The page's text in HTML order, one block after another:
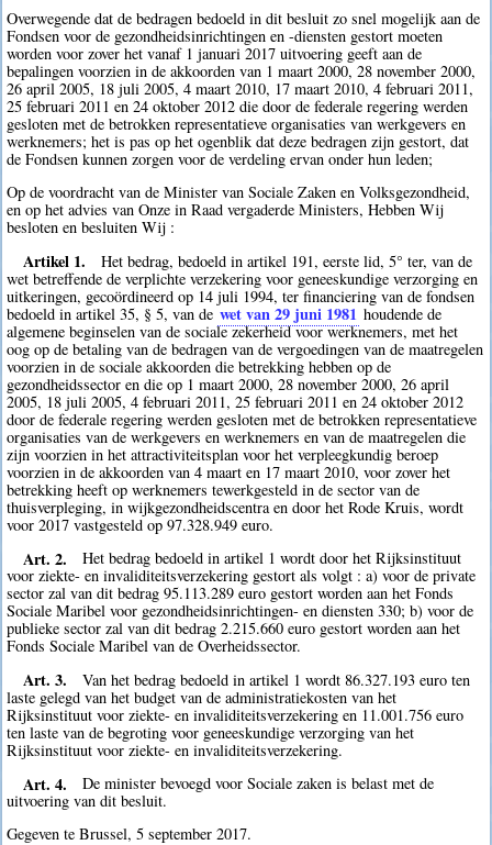
Overwegende dat de bedragen bedoeld in dit besluit zo snel mogelijk aan de
Fondsen voor de gezondheidsinrichtingen en -diensten gestort moeten
worden voor zover het vanaf 1 januari 2017 uitvoering geeft aan de
bepalingen voorzien in de akkoorden van 1 maart 2000, 28 november 2000,
26 april 2005, 18 juli 2005, 4 maart 2010, 17 maart 2010, 4 februari 2011,
25 februari 2011 en 24 oktober 2012 die door de federale regering werden
gesloten met de betrokken representatieve organisaties van werkgevers en
werknemers; het is pas op het ogenblik dat deze bedragen zijn gestort, dat
de Fondsen kunnen zorgen voor de verdeling ervan onder hun leden;
Op de voordracht van de Minister van Sociale Zaken en Volksgezondheid,
en op het advies van Onze in Raad vergaderde Ministers, Hebben Wij
besloten en besluiten Wij :
Artikel 1.
Het bedrag, bedoeld in artikel 191, eerste lid, 5° ter, van de
wet betreffende de verplichte verzekering voor geneeskundige verzorging en
uitkeringen, gecoördineerd op 14 juli 1994, ter financiering van de fondsen
bedoeld in artikel 35, § 5, van de wet van 29 juni 1981 houdende de
algemene beginselen van de sociale zekerheid voor werknemers, met het
oog op de betaling van de bedragen van de vergoedingen van de maatregelen
voorzien in de sociale akkoorden die betrekking hebben op de
gezondheidssector en die op 1 maart 2000, 28 november 2000, 26 april
2005, 18 juli 2005, 4 februari 2011, 25 februari 2011 en 24 oktober 2012
door de federale regering werden gesloten met de betrokken representatieve
organisaties van de werkgevers en werknemers en van de maatregelen die
zijn voorzien in het attractiviteitsplan voor het verpleegkundig beroep
voorzien in de akkoorden van 4 maart en 17 maart 2010, voor zover het
betrekking heeft op werknemers tewerkgesteld in de sector van de
thuisverpleging, in wijkgezondheidscentra en door het Rode Kruis, wordt
voor 2017 vastgesteld op 97.328.949 euro.
Art. 2.
Het bedrag bedoeld in artikel 1 wordt door het Rijksinstituut
voor ziekte- en invaliditeitsverzekering gestort als volgt : a) voor de private
sector zal van dit bedrag 95.113.289 euro gestort worden aan het Fonds
Sociale Maribel voor gezondheidsinrichtingen- en diensten 330; b) voor de
publieke sector zal van dit bedrag 2.215.660 euro gestort worden aan het
Fonds Sociale Maribel van de Overheidssector.
Art. 3.
Van het bedrag bedoeld in artikel 1 wordt 86.327.193 euro ten
laste gelegd van het budget van de administratiekosten van het
Rijksinstituut voor ziekte- en invaliditeitsverzekering en 11.001.756 euro
ten laste van de begroting voor geneeskundige verzorging van het
Rijksinstituut voor ziekte- en invaliditeitsverzekering.
Art. 4.
De minister bevoegd voor Sociale zaken is belast met de
uitvoering van dit besluit.
Gegeven te Brussel, 5 september 2017.